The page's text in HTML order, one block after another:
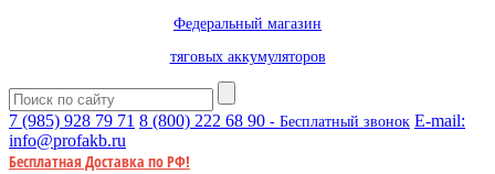
Федеральный магазин
тяговых аккумуляторов
7 (985) 928 79 71 8 (800) 222 68 90 - Бесплатный звонок E-mail:
info@profakb.ru
Бесплатная Доставка по РФ!